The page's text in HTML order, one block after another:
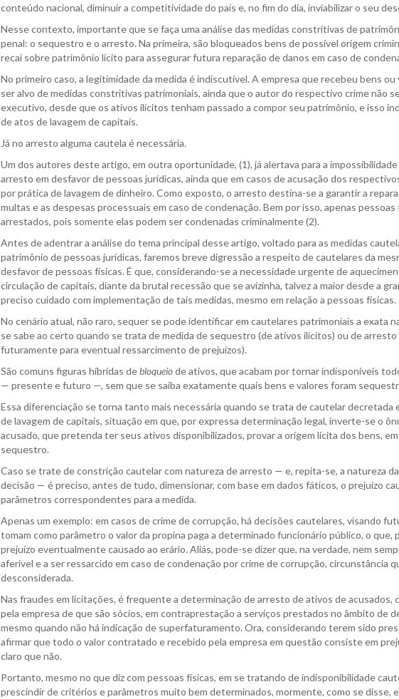
conteúdo nacional, diminuir a competitividade do país e, no fim do dia, inviabilizar o seu
Nesse contexto, importante que se faça uma análise das medidas constritivas de
penal: o sequestro e o arresto. Na primeira, são bloqueados bens de possível origem
recai sobre patrimônio licito para assegurar futura reparação de danos em caso de
No primeiro caso, a legitimidade da medida é indiscutível. A empresa que recebeu bens
ser alvo de medidas constritivas patrimoniais, ainda que o autor do respectivo crime não
executivo, desde que os ativos ilícitos tenham passado a compor seu patrimônio, e isso
de atos de lavagem de capitais.
Já no arresto alguma cautela é necessária.
Um dos autores deste artigo, em outra oportunidade, (1), já alertava para a
arresto em desfavor de pessoas jurídicas, ainda que em casos de acusação dos
por prática de lavagem de dinheiro. Como exposto, o arresto destina-se a garantir a
multas e as despesas processuais em caso de condenação. Bem por isso, apenas
arrestados, pois somente elas podem ser condenadas criminalmente (2).
Antes de adentrar a análise do tema principal desse artigo, voltado para as medidas
patrimônio de pessoas jurídicas, faremos breve digressão a respeito de cautelares da
desfavor de pessoas físicas. É que, considerando-se a necessidade urgente de
circulação de capitais, diante da brutal recessão que se avizinha, talvez a maior desde a
preciso cuidado com implementação de tais medidas, mesmo em relação a pessoas físicas.
No cenário atual, não raro, sequer se pode identificar em cautelares patrimoniais a exata
se sabe ao certo quando se trata de medida de sequestro (de ativos ilícitos) ou de arresto
futuramente para eventual ressarcimento de prejuízos).
São comuns figuras híbridas debloqueiode ativos, que acabam por tornar indisponíveis
— presente e futuro —, sem que se saiba exatamente quais bens e valores foram
Essa diferenciação se torna tanto mais necessária quando se trata de cautelar decretada
de lavagem de capitais, situação em que, por expressa determinação legal, inverte-se o
acusado, que pretenda ter seus ativos disponibilizados, provar a origem lícita dos bens,
sequestro.
Caso se trate de constrição cautelar com natureza de arresto — e, repita-se, a natureza
decisão — é preciso, antes de tudo, dimensionar, com base em dados fáticos, o prejuízo
parâmetros correspondentes para a medida.
Apenas um exemplo: em casos de crime de corrupção, há decisões cautelares, visando
tomam como parâmetro o valor da propina paga a determinado funcionário público, o que,
prejuízo eventualmente causado ao erário. Aliás, pode-se dizer que, na verdade, nem
aferível e a ser ressarcido em caso de condenação por crime de corrupção, circunstância
desconsiderada.
Nas fraudes em licitações, é frequente a determinação de arresto de ativos de acusados,
pela empresa de que são sócios, em contraprestação a serviços prestados no âmbito de
mesmo quando não há indicação de superfaturamento. Ora, considerando terem sido
afirmar que todo o valor contratado e recebido pela empresa em questão consiste em
claro que não.
Portanto, mesmo no que diz com pessoas físicas, em se tratando de indisponibilidade
prescindir de critérios e parâmetros muito bem determinados, mormente, como se disse,